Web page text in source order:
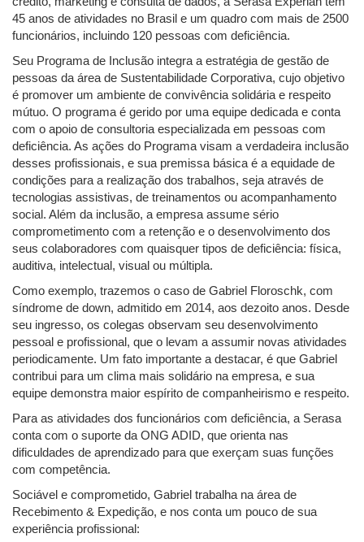
45 anos de atividades no Brasil e um quadro com mais de 2500
funcionários, incluindo 120 pessoas com deficiência.
Seu Programa de Inclusão integra a estratégia de gestão de
pessoas da área de Sustentabilidade Corporativa, cujo objetivo
é promover um ambiente de convivência solidária e respeito
mútuo. O programa é gerido por uma equipe dedicada e conta
com o apoio de consultoria especializada em pessoas com
deficiência. As ações do Programa visam a verdadeira inclusão
desses profissionais, e sua premissa básica é a equidade de
condições para a realização dos trabalhos, seja através de
tecnologias assistivas, de treinamentos ou acompanhamento
social. Além da inclusão, a empresa assume sério
comprometimento com a retenção e o desenvolvimento dos
seus colaboradores com quaisquer tipos de deficiência: física,
auditiva, intelectual, visual ou múltipla.
Como exemplo, trazemos o caso de Gabriel Floroschk, com
síndrome de down, admitido em 2014, aos dezoito anos. Desde
seu ingresso, os colegas observam seu desenvolvimento
pessoal e profissional, que o levam a assumir novas atividades
periodicamente. Um fato importante a destacar, é que Gabriel
contribui para um clima mais solidário na empresa, e sua
equipe demonstra maior espírito de companheirismo e respeito.
Para as atividades dos funcionários com deficiência, a Serasa
conta com o suporte da ONG ADID, que orienta nas
dificuldades de aprendizado para que exerçam suas funções
com competência.
Sociável e comprometido, Gabriel trabalha na área de
Recebimento & Expedição, e nos conta um pouco de sua
experiência profissional: